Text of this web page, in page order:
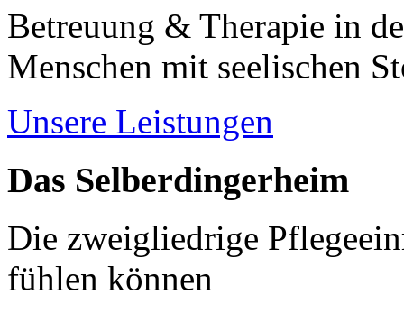
Betreuung & Therapie in
Menschen mit seelischen
Unsere Leistungen
Das Selberdingerheim
Die zweigliedrige
fühlen können